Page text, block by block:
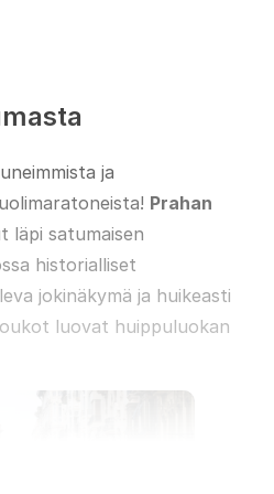
ja
Prahan
läpi satumaisen
historialliset
jokinäkymä ja huikeasti
luovat huippuluokan